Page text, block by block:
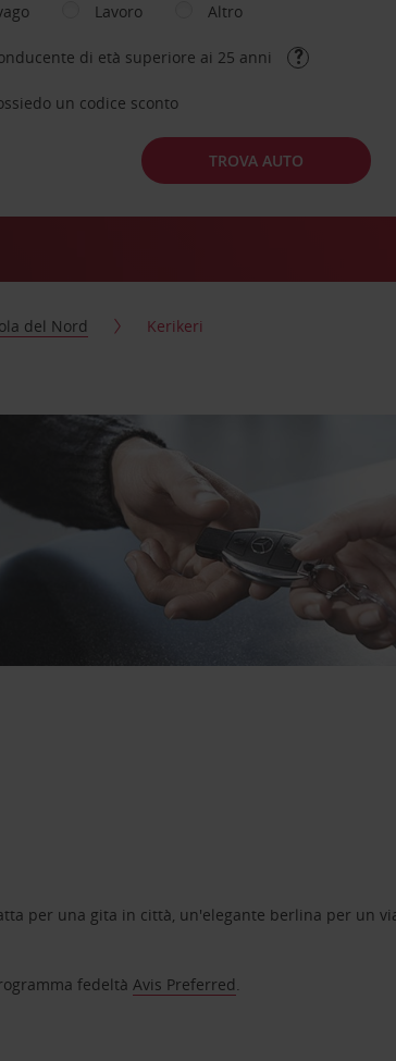
Lavoro Altro
di età superiore ai 25 anni
un codice sconto
TROVA AUTO
del Nord Kerikeri
per una gita in città, un'elegante berlina per un
fedeltàAvis Preferred.